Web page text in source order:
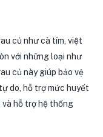
củ như cà tím, việt
với những loại như
củ này giúp bảo vệ
do, hỗ trợ mức huyết
hỗ trợ hệ thống